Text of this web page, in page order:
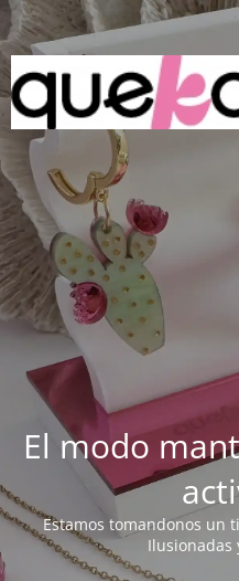
El modo
Estamos tomandonos un
Ilusionadas